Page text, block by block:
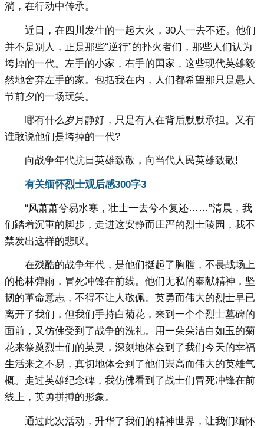
淌，在行动中传承。
近日，在四川发生的一起大火，30人一去不还。他们
并不是别人，正是那些“逆行”的扑火者们，那些人们认为
垮掉的一代。左手的小家，右手的国家，这些现代英雄毅
然地舍弃左手的家。包括我在内，人们都希望那只是愚人
节前夕的一场玩笑。
哪有什么岁月静好，只是有人在背后默默承担。又有
谁敢说他们是垮掉的一代?
向战争年代抗日英雄致敬，向当代人民英雄致敬!
有关缅怀烈士观后感300字3
“风萧萧兮易水寒，壮士一去兮不复还……”清晨，我
们踏着沉重的脚步，走进这安静而庄严的烈士陵园，我不
禁发出这样的悲叹。
在残酷的战争年代，是他们挺起了胸膛，不畏战场上
的枪林弹雨，冒死冲锋在前线。他们无私的奉献精神，坚
韧的革命意志，不得不让人敬佩。英勇而伟大的烈士早已
离开了我们，但我们手持白菊花，来到一个个烈士墓碑的
面前，又仿佛受到了战争的洗礼。用一朵朵洁白如玉的菊
花来祭奠烈士们的英灵，深刻地体会到了我们今天的幸福
生活来之不易，真切地体会到了他们崇高而伟大的英雄气
概。走过英雄纪念碑，我仿佛看到了战士们冒死冲锋在前
线上，英勇拼搏的形象。
通过此次活动，升华了我们的精神世界，让我们缅怀